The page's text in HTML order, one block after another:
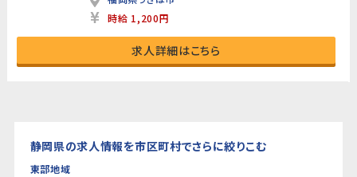
時給 1,200円
求人詳細はこちら
静岡県の求人情報を市区町村でさらに絞りこむ
東部地域